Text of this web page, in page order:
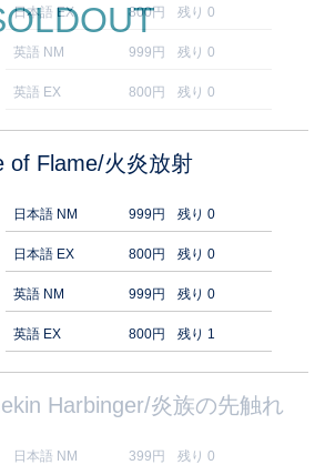
日本語 EX 800円 残り 0
英語 NM 999円 残り 0
英語 EX 800円 残り 0
of Flame/火炎放射
日本語 NM 999円 残り 0
日本語 EX 800円 残り 0
英語 NM 999円 残り 0
英語 EX 800円 残り 1
Harbinger/炎族の先触れ
日本語 NM 399円 残り 0